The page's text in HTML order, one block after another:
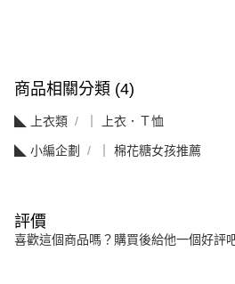
商品相關分類 (4)
◣ 上衣類 ｜ 上衣．Ｔ恤
◣ 小編企劃 ｜ 棉花糖女孩推薦
評價
喜歡這個商品嗎？購買後給他一個好評